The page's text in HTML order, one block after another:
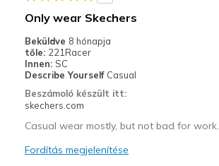
Daily walk
Going Out
Special Occasions
Travel
Width
Feels true to width
Sizing
Feels true to size
Only wear Skechers
Beküldve 8 hónapja
tőle: 221Racer
Innen: SC
Describe Yourself Casual
Beszámoló készült itt:
skechers.com
Casual wear mostly, but not bad for work.
Fordítás megjelenítése